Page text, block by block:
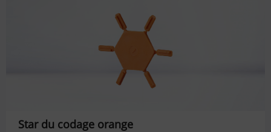
Star du codage orange